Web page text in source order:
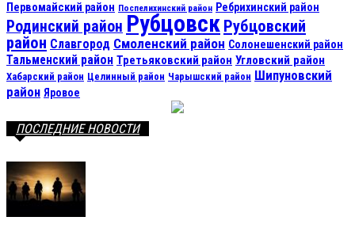
Первомайский район Поспелихинский район Ребрихинский район
Родинский район Рубцовск Рубцовский
район Славгород Смоленский район Солонешенский район
Тальменский район Третьяковский район Угловский район
Хабарский район Целинный район Чарышский район Шипуновский
район Яровое
ПОСЛЕДНИЕ НОВОСТИ